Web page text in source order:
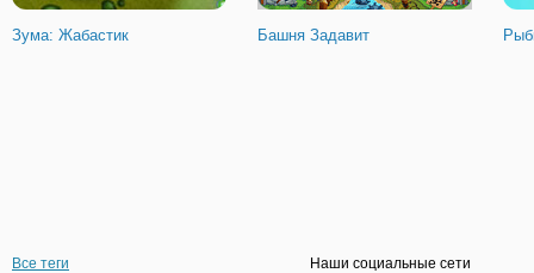
Зума: Жабастик Башня Задавит
Все теги
Наши социальные сети